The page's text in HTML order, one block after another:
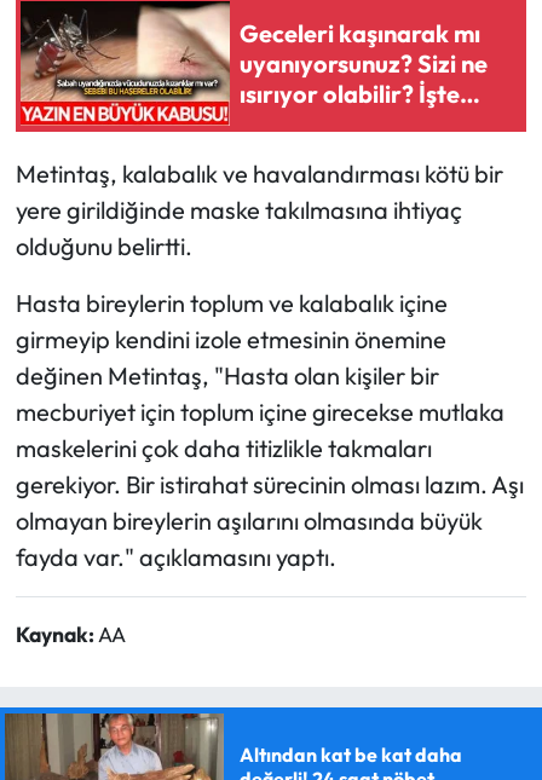
Geceleri kaşınarak mı
uyanıyorsunuz? Sizi ne
ısırıyor olabilir? İşte
cevabı...
Metintaş, kalabalık ve havalandırması kötü bir
yere girildiğinde maske takılmasına ihtiyaç
olduğunu belirtti.
Hasta bireylerin toplum ve kalabalık içine
girmeyip kendini izole etmesinin önemine
değinen Metintaş, "Hasta olan kişiler bir
mecburiyet için toplum içine girecekse mutlaka
maskelerini çok daha titizlikle takmaları
gerekiyor. Bir istirahat sürecinin olması lazım. Aşı
olmayan bireylerin aşılarını olmasında büyük
fayda var." açıklamasını yaptı.
Kaynak: AA
Altından kat be kat daha